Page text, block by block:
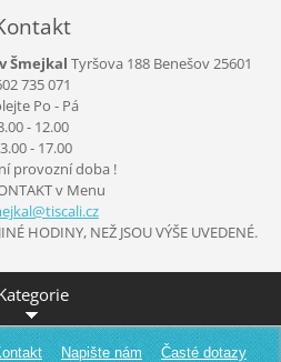
Šmejkal Tyršova 188 Benešov25601
735 071
Po - Pá
- 12.00
- 17.00
provozní doba !
v Menu
al@tiscali.cz
HODINY, NEŽ JSOU VÝŠE UVEDENÉ.
Napište nám Časté dotazy